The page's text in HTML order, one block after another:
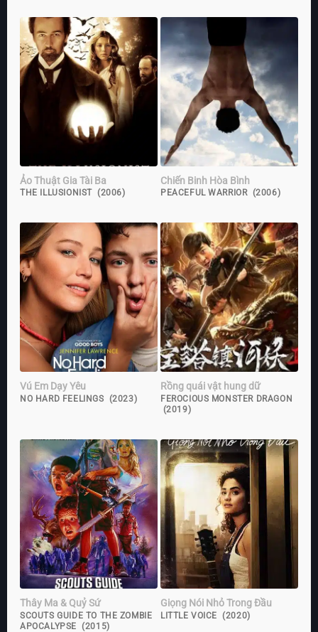
Ảo Thuật Gia Tài Ba
THE ILLUSIONIST (2006)
Chiến Binh Hòa Bình
PEACEFUL WARRIOR (2006)
Vú Em Dạy Yêu
NO HARD FEELINGS (2023)
Rồng quái vật hung dữ
FEROCIOUS MONSTER DRAGON
(2019)
Thây Ma & Quỷ Sứ
SCOUTS GUIDE TO THE ZOMBIE
APOCALYPSE (2015)
Giọng Nói Nhỏ Trong Đầu
LITTLE VOICE (2020)